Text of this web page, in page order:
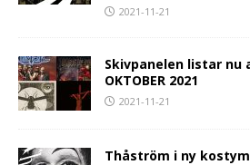
2021-11-21
Skivpanelen listar nu
OKTOBER 2021
2021-11-21
Thåström i ny kostym